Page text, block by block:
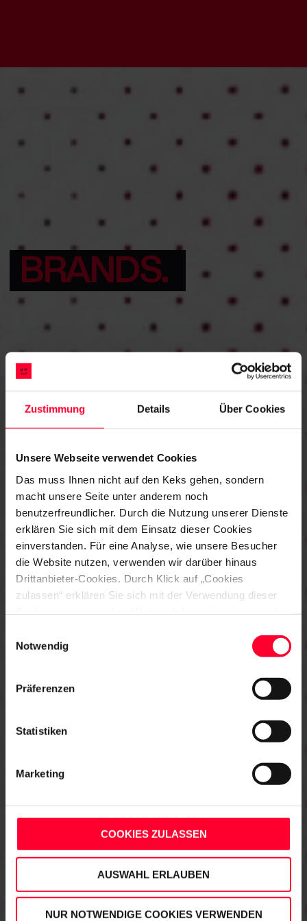
Zustimmung Details Über Cookies
Unsere Webseite verwendet Cookies
Das muss Ihnen nicht auf den Keks gehen, sondern
macht unsere Seite unter anderem noch
benutzerfreundlicher. Durch die Nutzung unserer Dienste
erklären Sie sich mit dem Einsatz dieser Cookies
einverstanden. Für eine Analyse, wie unsere Besucher
die Website nutzen, verwenden wir darüber hinaus
Drittanbieter-Cookies. Durch Klick auf „Cookies
zulassen“ erklären Sie sich mit der Verwendung dieser
Sie hier:
Notwendig
Präferenzen
Statistiken
Marketing
COOKIES ZULASSEN
AUSWAHL ERLAUBEN
NUR NOTWENDIGE COOKIES VERWENDEN
DEDICATED
TO LOVE
BRANDS.